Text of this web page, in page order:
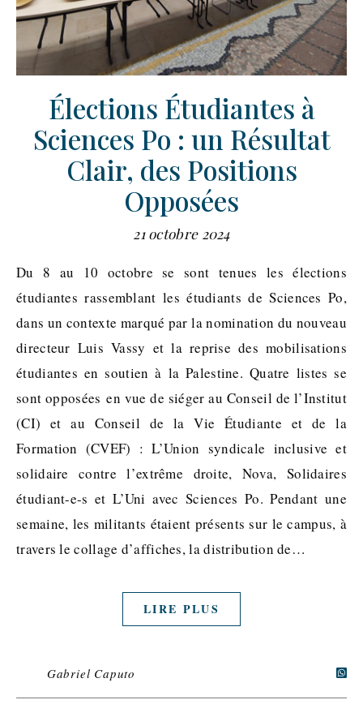
Élections Étudiantes à
Sciences Po : un Résultat
Clair, des Positions
Opposées
21 octobre 2024
Du 8 au 10 octobre se sont tenues les élections
étudiantes rassemblant les étudiants de Sciences Po,
dans un contexte marqué par la nomination du nouveau
directeur Luis Vassy et la reprise des mobilisations
étudiantes en soutien à la Palestine. Quatre listes se
sont opposées en vue de siéger au Conseil de l’Institut
(CI) et au Conseil de la Vie Étudiante et de la
Formation (CVEF) : L’Union syndicale inclusive et
solidaire contre l’extrême droite, Nova, Solidaires
étudiant-e-s et L’Uni avec Sciences Po. Pendant une
semaine, les militants étaient présents sur le campus, à
travers le collage d’affiches, la distribution de…
LIRE PLUS
Gabriel Caputo